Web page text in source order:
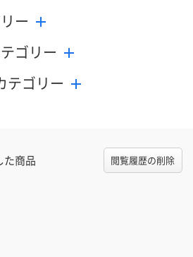
ー
ゴリー
テゴリー
た商品 閲覧履歴の削除